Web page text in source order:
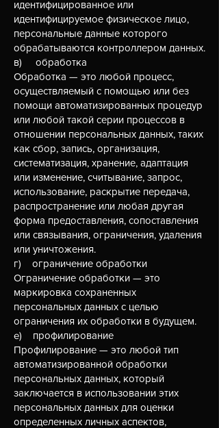
идентифицированное или
идентифицируемое физическое лицо,
персональные данные которого
обрабатываются контроллером данных.
в) обработка
Обработка — это любой процесс,
осуществляемый с помощью или без
помощи автоматизированных процедур
или любой такой серии процессов в
отношении персональных данных, таких
как сбор, запись, организация,
систематизация, хранение, адаптация
или изменение, считывание, запрос,
использование, раскрытие передача,
распространение или любая другая
форма предоставления, сопоставления
или связывания, ограничения, удаления
или уничтожения.
г) ограничение обработки
Ограничение обработки — это
маркировка сохраненных
персональных данных с целью
ограничения их обработки в будущем.
e) профилирование
Профилирование — это любой тип
автоматизированной обработки
персональных данных, который
заключается в использовании этих
персональных данных для оценки
определенных личных аспектов,